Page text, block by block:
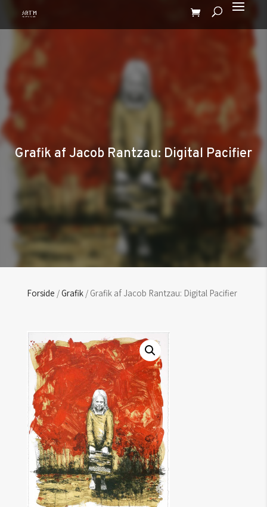
Grafik af Jacob Rantzau: Digital Pacifier
Forside /Grafik/ Grafik af Jacob Rantzau: Digital Pacifier